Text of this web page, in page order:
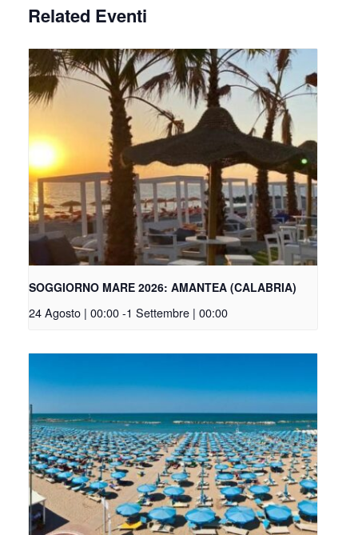
Related Eventi
SOGGIORNO MARE 2026: AMANTEA (CALABRIA)
24 Agosto | 00:00-1 Settembre | 00:00